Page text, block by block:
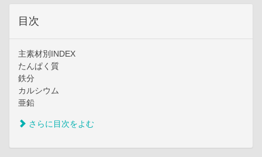
目次
主素材別INDEX
たんぱく質
鉄分
カルシウム
亜鉛
さらに目次をよむ